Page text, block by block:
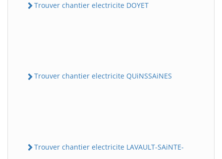
Trouver chantier electricite DOYET
Trouver chantier electricite QUiNSSAiNES
Trouver chantier electricite LAVAULT-SAiNTE-